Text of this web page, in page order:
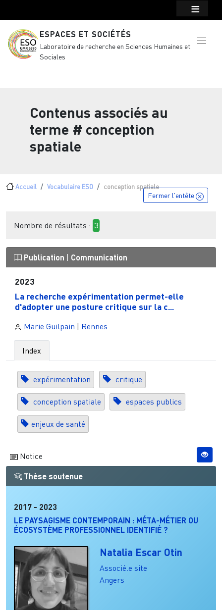
ESPACES ET SOCIÉTÉS
Laboratoire de recherche en Sciences Humaines et
Sociales
Contenus associés au
terme # conception
spatiale
Fil d'Ariane
Accueil Vocabulaire ESO conception spatiale
Fermer l'entête
Nombre de résultats : 3
Publication Communication
2023
La recherche expérimentation permet-elle
d'adopter une posture critique sur la c...
Marie Guilpain | Rennes
Index
expérimentation critique
conception spatiale espaces publics
enjeux de santé
Notice
Thèse soutenue
2017 - 2023
LE PAYSAGISME CONTEMPORAIN : MÉTA-MÉTIER OU
ÉCOSYSTÈME PROFESSIONNEL IDENTIFIÉ ?
Natalia Escar Otin
Associé.e site
Angers